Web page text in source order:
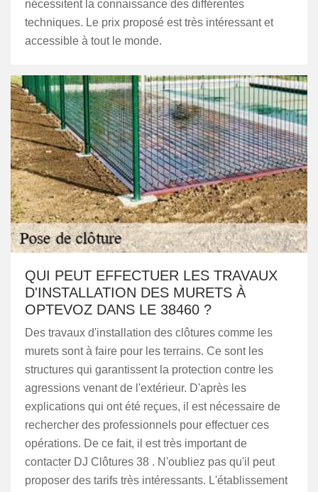
nécessitent la connaissance des différentes
techniques. Le prix proposé est très intéressant et
accessible à tout le monde.
QUI PEUT EFFECTUER LES TRAVAUX
D'INSTALLATION DES MURETS À
OPTEVOZ DANS LE 38460 ?
Des travaux d'installation des clôtures comme les
murets sont à faire pour les terrains. Ce sont les
structures qui garantissent la protection contre les
agressions venant de l'extérieur. D'après les
explications qui ont été reçues, il est nécessaire de
rechercher des professionnels pour effectuer ces
opérations. De ce fait, il est très important de
contacter DJ Clôtures 38 . N'oubliez pas qu'il peut
proposer des tarifs très intéressants. L'établissement